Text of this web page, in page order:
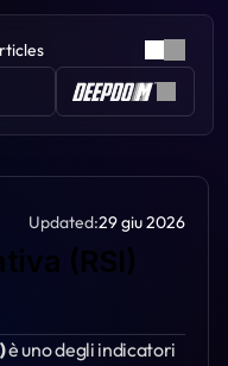
Updated:29 giu 2026
(RSI)
è uno degli indicatori